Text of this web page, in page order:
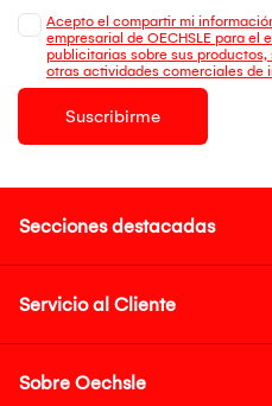
Acepto el compartir mi
empresarial de OECHSLE para el
publicitarias sobre sus
otras actividades comerciales de
Suscribirme
Secciones destacadas
Servicio al Cliente
Sobre Oechsle